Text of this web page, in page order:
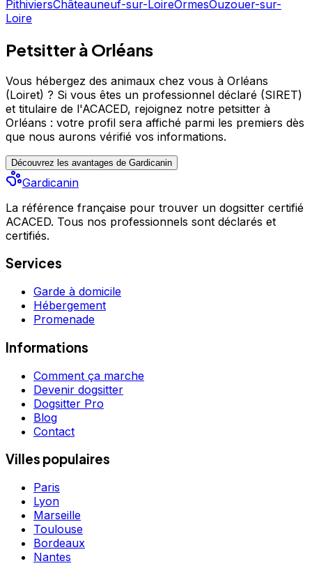
mien ! N'hésitez pas à me contacter pour avoir de plus
PithiviersChâteauneuf-sur-LoireOrmesOuzouer-sur-
Loire
Petsitter à Orléans
Vous hébergez des animaux chez vous à Orléans
(Loiret) ? Si vous êtes un professionnel déclaré (SIRET)
et titulaire de l'ACACED, rejoignez notre petsitter à
Orléans : votre profil sera affiché parmi les premiers dès
que nous aurons vérifié vos informations.
Découvrez les avantages de Gardicanin
Gardicanin
La référence française pour trouver un dogsitter certifié
ACACED. Tous nos professionnels sont déclarés et
certifiés.
Services
Garde à domicile
Hébergement
Promenade
Informations
Comment ça marche
Devenir dogsitter
Dogsitter Pro
Blog
Contact
Villes populaires
Paris
Lyon
Marseille
Toulouse
Bordeaux
Nantes